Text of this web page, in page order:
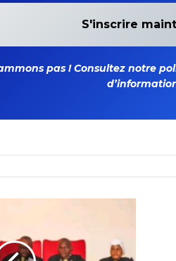
pas ! Consultez notre